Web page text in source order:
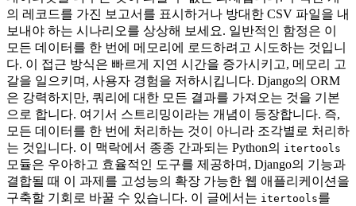
의 레코드를 가진 보고서를 표시하거나 방대한 CSV 파일을 내
보내야 하는 시나리오를 상상해 보세요. 일반적인 함정은 이
모든 데이터를 한 번에 메모리에 로드하려고 시도하는 것입니
다. 이 접근 방식은 빠르게 지연 시간을 증가시키고, 메모리 고
갈을 일으키며, 사용자 경험을 저하시킵니다. Django의 ORM
은 강력하지만, 쿼리에 대한 모든 결과를 가져오는 것을 기본
으로 합니다. 여기서 스트리밍이라는 개념이 등장합니다. 즉,
모든 데이터를 한 번에 처리하는 것이 아니라 조각별로 처리하
는 것입니다. 이 맥락에서 종종 간과되는 Python의 itertools
모듈은 우아하고 효율적인 도구를 제공하며, Django의 기능과
결합될 때 이 과제를 고성능의 확장 가능한 웹 애플리케이션을
구축할 기회로 바꿀 수 있습니다. 이 글에서는 itertools를